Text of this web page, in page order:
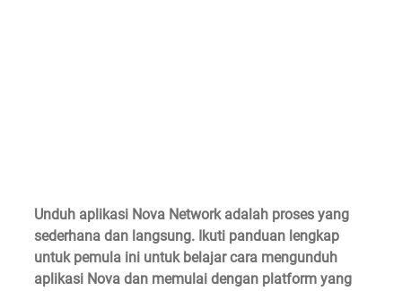
Unduh aplikasi Nova Network adalah proses yang
sederhana dan langsung. Ikuti panduan lengkap
untuk pemula ini untuk belajar cara mengunduh
aplikasi Nova dan memulai dengan platform yang